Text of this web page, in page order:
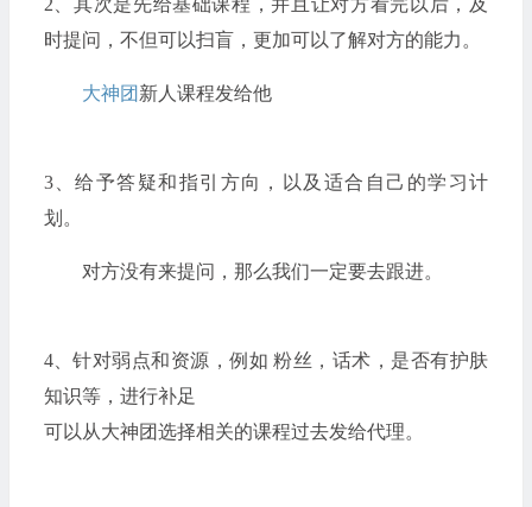
2、其次是先给基础课程，并且让对方看完以后，及
时提问，不但可以扫盲，更加可以了解对方的能力。
大神团 新人课程发给他
3、给予答疑和指引方向，以及适合自己的学习计
划。
对方没有来提问，那么我们一定要去跟进。
4、针对弱点和资源，例如 粉丝，话术，是否有护肤
知识等，进行补足
可以从大神团选择相关的课程过去发给代理。